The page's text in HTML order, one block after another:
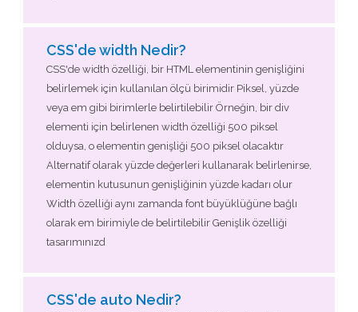
CSS'de width Nedir?
CSS'de width özelliği, bir HTML elementinin genişliğini
belirlemek için kullanılan ölçü birimidir Piksel, yüzde
veya em gibi birimlerle belirtilebilir Örneğin, bir div
elementi için belirlenen width özelliği 500 piksel
olduysa, o elementin genişliği 500 piksel olacaktır
Alternatif olarak yüzde değerleri kullanarak belirlenirse,
elementin kutusunun genişliğinin yüzde kadarı olur
Width özelliği aynı zamanda font büyüklüğüne bağlı
olarak em birimiyle de belirtilebilir Genişlik özelliği
tasarımınızd
CSS'de auto Nedir?